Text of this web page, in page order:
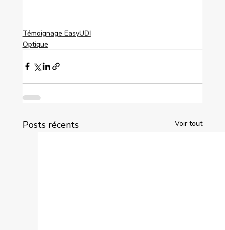
Témoignage EasyUDI
Optique
Posts récents Voir tout